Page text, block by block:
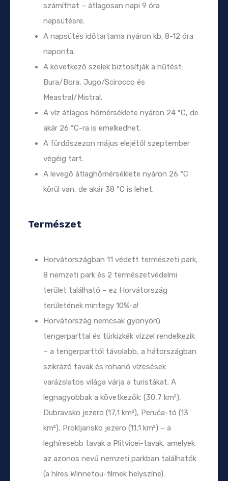
számíthat – átlagosan napi 9 óra
napsütésre.
A napsütés időtartama nyáron kb. 8-12 óra
naponta.
A következő szelek biztosítják a hűtést:
Bura/Bora, Jugo/Scirocco és
Meastral/Mistral.
A víz átlagos hőmérséklete nyáron 24 °C, de
akár 26 °C-ra is emelkedhet.
A fürdőszezon május elejétől szeptember
végéig tart.
A levegő átlaghőmérséklete nyáron 26 °C
körül van, de akár 38 °C is lehet.
Természet
Horvátországban 11 védett természeti park,
8 nemzeti park és 2 természetvédelmi
terület található – ez Horvátország
területének mintegy 10%-a!
Horvátország nemcsak gyönyörű
tengerparttal és türkizkék vízzel rendelkezik
– a tengerparttól távolabb, a hátországban
szikrázó tavak és rohanó vízesések
varázslatos világa várja a turistákat. A
legnagyobbak a következők: (30,7 km²),
Dubravsko jezero (17,1 km²), Peruća-tó (13
km²), Prokljansko jezero (11,1 km²) – a
leghíresebb tavak a Plitvicei-tavak, amelyek
az azonos nevű nemzeti parkban találhatók
(a híres Winnetou-filmek helyszíne).